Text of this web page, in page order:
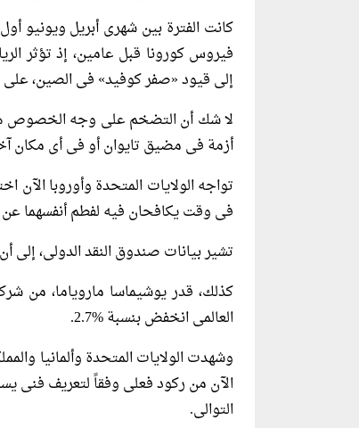
كانت الفترة بين شهرى أبريل ويونيو
فيروس كورونا قبل عامين، إذ تؤثر
إلى قيود «صفر كوفيد» فى الصين، على
لا شك أن التضخم على وجه الخصوص
أزمة فى مضيق تايوان أو فى أى مكان
تواجه الولايات المتحدة وأوروبا الآن
فى وقت يكافحان فيه لفطم أنفسهما عن
تشير بيانات صندوق النقد الدولى، إلى
كذلك، قدر يوشيماسا ماروياما، من
العالمى انخفض بنسبة %2.7.
وشهدت الولايات المتحدة وألمانيا
الآن من ركود فعلى وفقاً لتعريف فنى
التوالى.